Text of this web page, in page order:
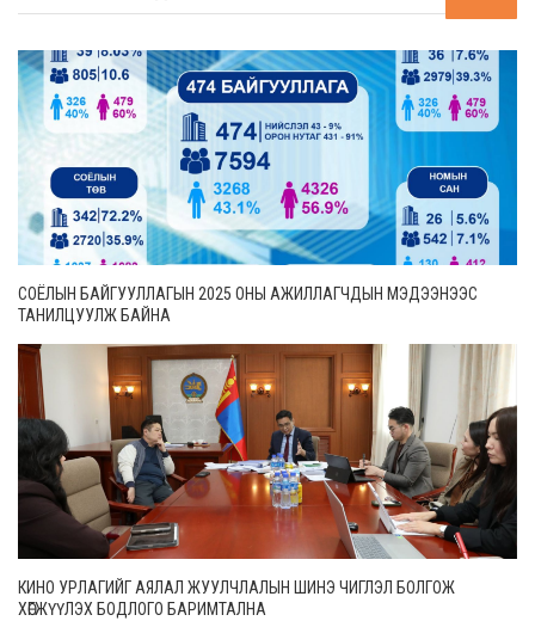
СОЁЛЫН БАЙГУУЛЛАГЫН 2025 ОНЫ АЖИЛЛАГЧДЫН МЭДЭЭНЭЭС
ТАНИЛЦУУЛЖ БАЙНА
КИНО УРЛАГИЙГ АЯЛАЛ ЖУУЛЧЛАЛЫН ШИНЭ ЧИГЛЭЛ БОЛГОЖ
ХӨГЖҮҮЛЭХ БОДЛОГО БАРИМТАЛНА